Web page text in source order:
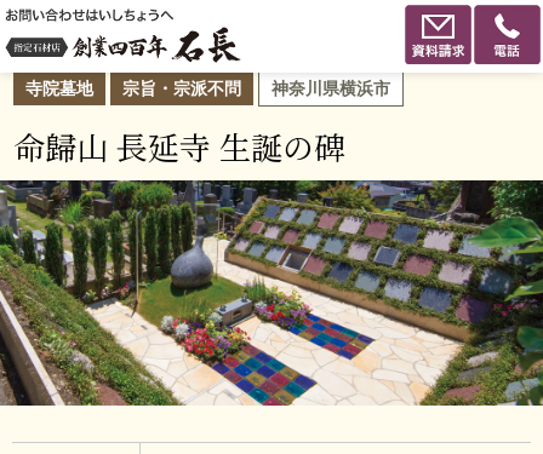
寺院墓地 宗旨・宗派不問 神奈川県横浜市
命歸山 長延寺 生誕の碑